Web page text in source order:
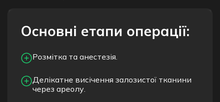
Основні етапи операції:
Розмітка та анестезія.
Делікатне висічення залозистої тканини
через ареолу.